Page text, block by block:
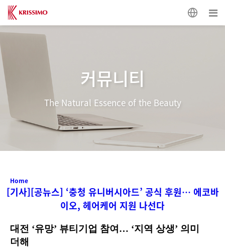
커뮤니티
The Natural Essence of the Beauty
Home
[기사][공뉴스] ‘충청 유니버시아드’ 공식 후원… 에코바
이오, 헤어케어 지원 나선다
대전 ‘유망’ 뷰티기업 참여… ‘지역 상생’ 의미
더해